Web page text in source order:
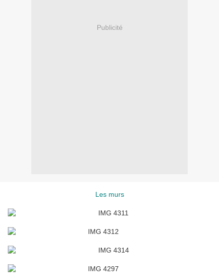
Publicité
Les murs